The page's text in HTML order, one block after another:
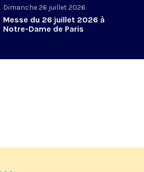
Dimanche 26 juillet 2026
Messe du 26 juillet 2026 à
Notre-Dame de Paris